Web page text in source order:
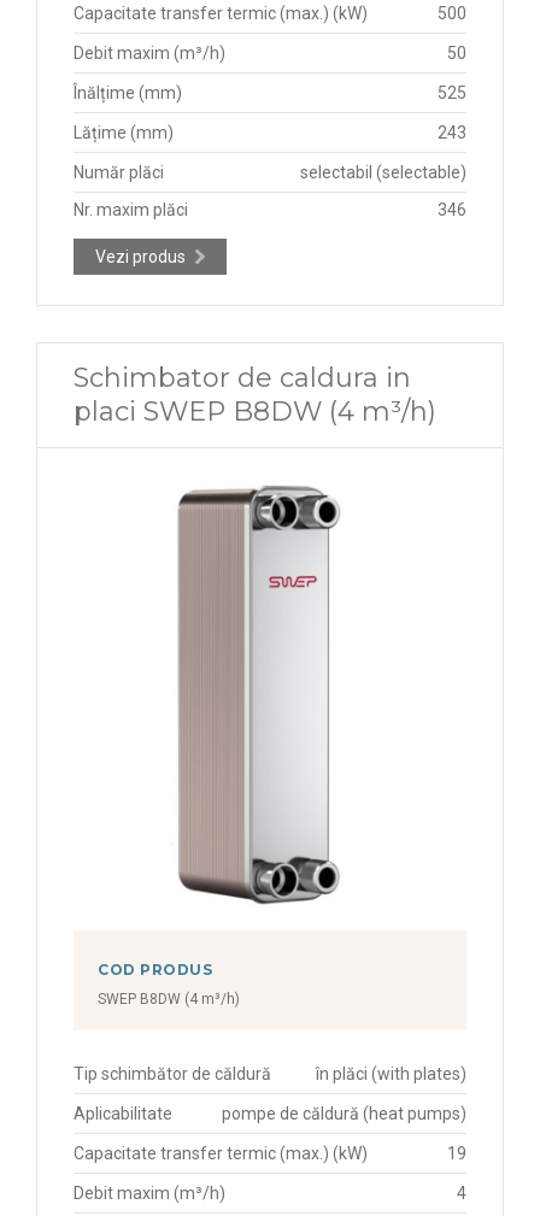
Capacitate transfer termic (max.) (kW) 500
Debit maxim (m³/h) 50
Înălțime (mm) 525
Lățime (mm) 243
Număr plăci
selectabil (selectable)
Nr. maxim plăci
346
Vezi produs
Schimbator de caldura in
placi SWEP B8DW (4 m³/h)
COD PRODUS
SWEP B8DW (4 m³/h)
Tip schimbător de căldură în plăci (with plates)
Aplicabilitate pompe de căldură (heat pumps)
Capacitate transfer termic (max.) (kW) 19
Debit maxim (m³/h) 4